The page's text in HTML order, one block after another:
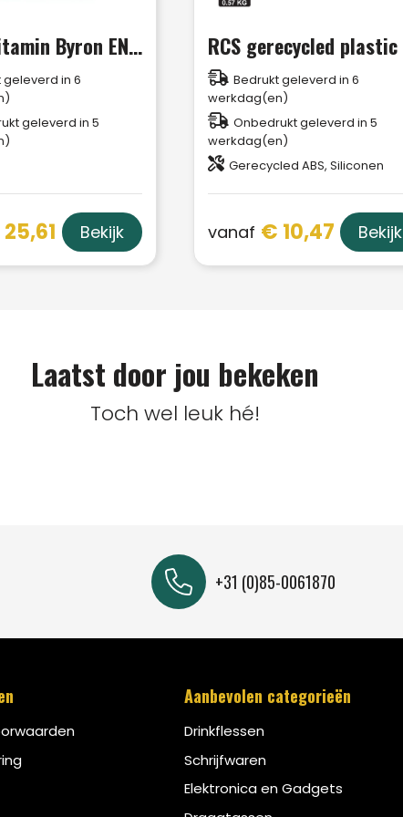
Urban Vitamin Byron ENC-oordoppen
geleverd in 6
geleverd in 5
Bekijk
Bedrukt geleverd in 6
werkdag(en)
Onbedrukt geleverd in 5
werkdag(en)
Gerecycled ABS, Siliconen
vanaf € 10,47 Bekijk
Laatst door jou bekeken
Toch wel leuk hé!
+31 (0)85-0061870
Aanbevolen categorieën
Drinkflessen
Schrijfwaren
Elektronica en Gadgets